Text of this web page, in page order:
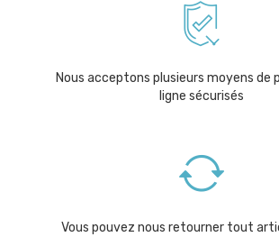
Nous acceptons plusieurs moyens de
ligne sécurisés
Vous pouvez nous retourner tout